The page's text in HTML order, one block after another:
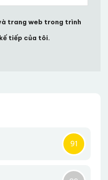
trang web trong trình
tiếp của tôi.
91